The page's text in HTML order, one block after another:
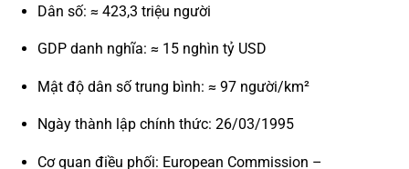
Dân số: ≈ 423,3 triệu người
GDP danh nghĩa: ≈ 15 nghìn tỷ USD
Mật độ dân số trung bình: ≈ 97 người/km²
Ngày thành lập chính thức: 26/03/1995
Cơ quan điều phối: European Commission –